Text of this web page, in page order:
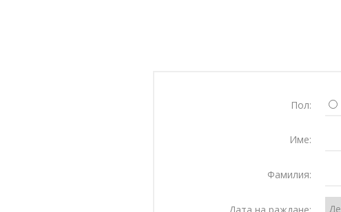
Пол:
Име:
Фамилия:
Дата на раждане: